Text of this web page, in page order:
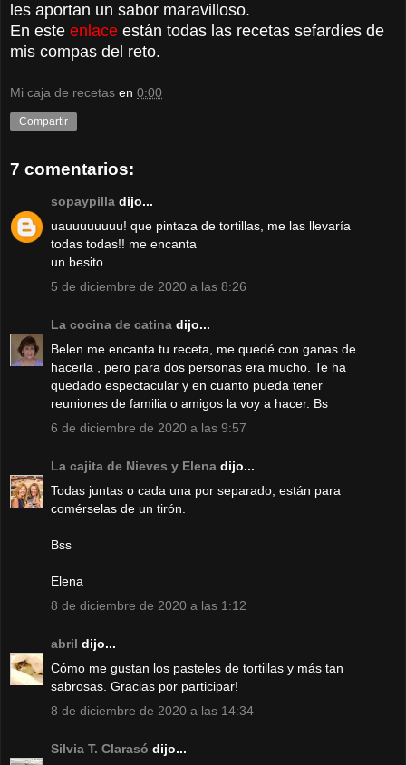
les aportan un sabor maravilloso.
En este enlace están todas las recetas sefardíes de
mis compas del reto.
Mi caja de recetas en 0:00
Compartir
7 comentarios:
sopaypilla dijo...
uauuuuuuuu! que pintaza de tortillas, me las llevaría
todas todas!! me encanta
un besito
5 de diciembre de 2020 a las 8:26
La cocina de catina dijo...
Belen me encanta tu receta, me quedé con ganas de
hacerla , pero para dos personas era mucho. Te ha
quedado espectacular y en cuanto pueda tener
reuniones de familia o amigos la voy a hacer. Bs
6 de diciembre de 2020 a las 9:57
La cajita de Nieves y Elena dijo...
Todas juntas o cada una por separado, están para
comérselas de un tirón.
Bss
Elena
8 de diciembre de 2020 a las 1:12
abril dijo...
Cómo me gustan los pasteles de tortillas y más tan
sabrosas. Gracias por participar!
8 de diciembre de 2020 a las 14:34
Silvia T. Clarasó dijo...